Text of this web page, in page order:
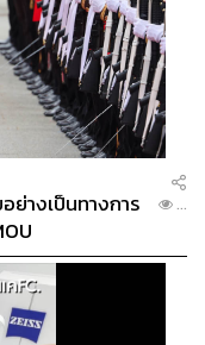
ย่างเป็นทางการ
...